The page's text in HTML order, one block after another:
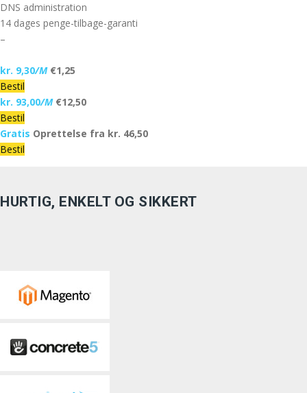
DNS administration
14 dages penge-tilbage-garanti
–
kr. 9,30/M €1,25
Bestil
kr. 93,00/M €12,50
Bestil
Gratis Oprettelse fra kr. 46,50
Bestil
HURTIG, ENKELT OG SIKKERT